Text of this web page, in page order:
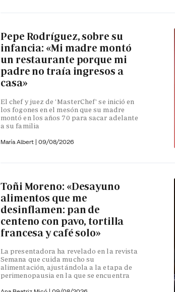
Pepe Rodríguez, sobre su
infancia: «Mi madre montó
un restaurante porque mi
padre no traía ingresos a
casa»
El chef y juez de 'MasterChef' se inició en
los fogones en el mesón que su madre
montó en los años 70 para sacar adelante
a su familia
María Albert | 09/08/2026
Toñi Moreno: «Desayuno
alimentos que me
desinflamen: pan de
centeno con pavo, tortilla
francesa y café solo»
La presentadora ha revelado en la revista
Semana que cuida mucho su
alimentación, ajustándola a la etapa de
perimenopausia en la que se encuentra